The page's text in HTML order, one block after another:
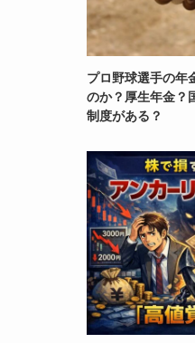
プロ野球選手の年
のか？厚生年金？
制度がある？